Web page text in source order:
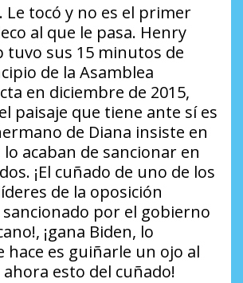
Le tocó y no es el primer
al que le pasa. Henry
tuvo sus 15 minutos de
de la Asamblea
en diciembre de 2015,
paisaje que tiene ante sí es
de Diana insiste en
acaban de sancionar en
¡El cuñado de uno de los
de la oposición
por el gobierno
¡gana Biden, lo
hace es guiñarle un ojo al
esto del cuñado!